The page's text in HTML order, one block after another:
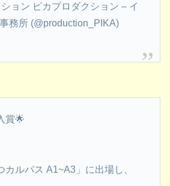
ョン ピカプロダクション – イ
務所 (@production_PIKA)
賞🌟
カルパス A1~A3」に出場し、